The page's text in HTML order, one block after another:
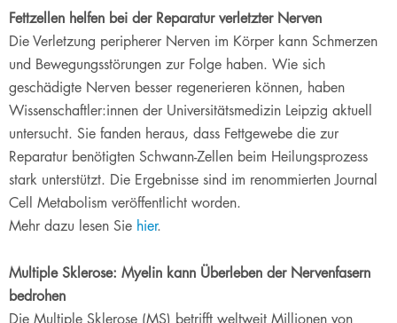
Fettzellen helfen bei der Reparatur verletzter Nerven
Die Verletzung peripherer Nerven im Körper kann Schmerzen
und Bewegungsstörungen zur Folge haben. Wie sich
geschädigte Nerven besser regenerieren können, haben
Wissenschaftler:innen der Universitätsmedizin Leipzig aktuell
untersucht. Sie fanden heraus, dass Fettgewebe die zur
Reparatur benötigten Schwann-Zellen beim Heilungsprozess
stark unterstützt. Die Ergebnisse sind im renommierten Journal
Cell Metabolism veröffentlicht worden.​
Mehr dazu lesen Sie hier.​
Multiple Sklerose: Myelin kann Überleben der Nervenfasern
bedrohen
​Die Multiple Sklerose (MS) betrifft weltweit Millionen von